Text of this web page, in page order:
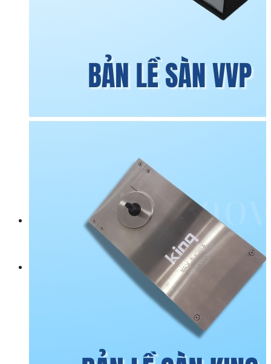
Mái kính tự động
Mái kính giếng trời
Vách kính cường lực
Cầu thang kính
Cầu thang kính
Lan can kính
Sửa Cửa Cuốn
Sửa Cửa Kính
Sửa cửa nhôm kính
Báo Giá Cửa Nhôm Xingfa mới nhất tại
Báo Giá Cửa Cuốn Mới Nhất Tại SAOVIETDOOR
Báo Giá Cửa Cuốn Austdoor Mới Nhất Tại
Báo giá cửa cuốn SSmarts mới nhất tại
Saovietdoor
Báo giá cửa cuốn Netdoor mới nhất tại